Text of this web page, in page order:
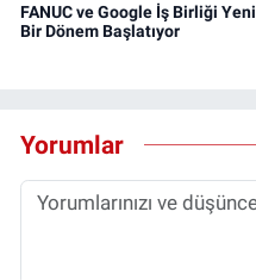
FANUC ve Google İş Birliği Yeni
Bir Dönem Başlatıyor
Yorumlar